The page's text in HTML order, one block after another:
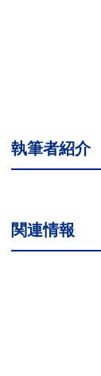
執筆者紹介
関連情報